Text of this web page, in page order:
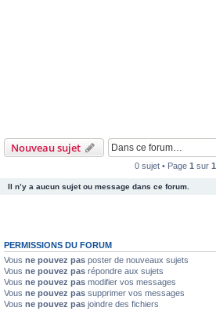
Nouveau sujet
0 sujet • Page 1 sur 1
Il n’y a aucun sujet ou message dans ce forum.
PERMISSIONS DU FORUM
Vous ne pouvez pas poster de nouveaux sujets
Vous ne pouvez pas répondre aux sujets
Vous ne pouvez pas modifier vos messages
Vous ne pouvez pas supprimer vos messages
Vous ne pouvez pas joindre des fichiers